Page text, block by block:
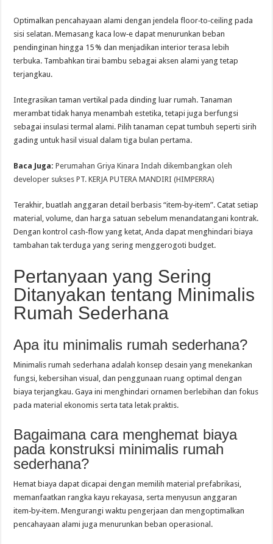
Optimalkan pencahayaan alami dengan jendela floor‑to‑ceiling pada
sisi selatan. Memasang kaca low‑e dapat menurunkan beban
pendinginan hingga 15 % dan menjadikan interior terasa lebih
terbuka. Tambahkan tirai bambu sebagai aksen alami yang tetap
terjangkau.
Integrasikan taman vertikal pada dinding luar rumah. Tanaman
merambat tidak hanya menambah estetika, tetapi juga berfungsi
sebagai insulasi termal alami. Pilih tanaman cepat tumbuh seperti sirih
gading untuk hasil visual dalam tiga bulan pertama.
Baca Juga: Perumahan Griya Kinara Indah dikembangkan oleh
developer sukses PT. KERJA PUTERA MANDIRI (HIMPERRA)
Terakhir, buatlah anggaran detail berbasis “item‑by‑item”. Catat setiap
material, volume, dan harga satuan sebelum menandatangani kontrak.
Dengan kontrol cash‑flow yang ketat, Anda dapat menghindari biaya
tambahan tak terduga yang sering menggerogoti budget.
Pertanyaan yang Sering
Ditanyakan tentang Minimalis
Rumah Sederhana
Apa itu minimalis rumah sederhana?
Minimalis rumah sederhana adalah konsep desain yang menekankan
fungsi, kebersihan visual, dan penggunaan ruang optimal dengan
biaya terjangkau. Gaya ini menghindari ornamen berlebihan dan fokus
pada material ekonomis serta tata letak praktis.
Bagaimana cara menghemat biaya
pada konstruksi minimalis rumah
sederhana?
Hemat biaya dapat dicapai dengan memilih material prefabrikasi,
memanfaatkan rangka kayu rekayasa, serta menyusun anggaran
item‑by‑item. Mengurangi waktu pengerjaan dan mengoptimalkan
pencahayaan alami juga menurunkan beban operasional.